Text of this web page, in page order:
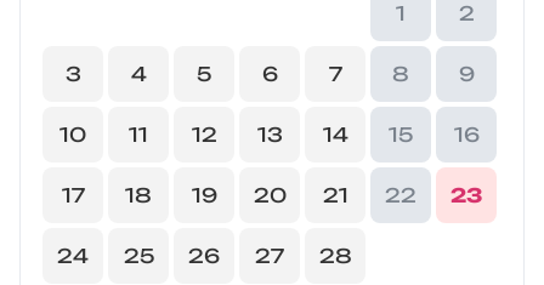
1 2
3 4 5 6 7 8 9
10 11 12 13 14 15 16
17 18 19 20 21 22 23
24 25 26 27 28